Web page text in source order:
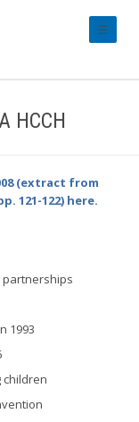
HCCH
(extract from
121-122) here.
1993
children